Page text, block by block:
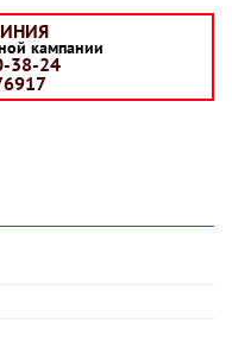
кампании
38-24